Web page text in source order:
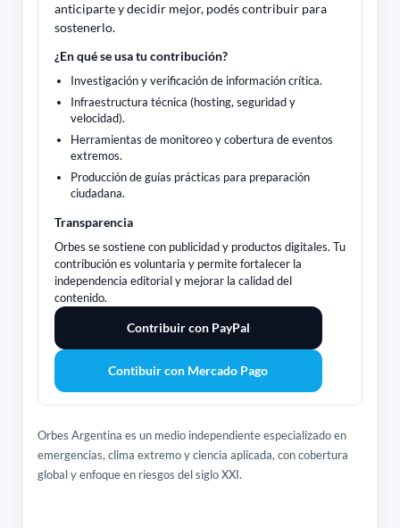
anticiparte y decidir mejor, podés contribuir para
sostenerlo.
¿En qué se usa tu contribución?
Investigación y verificación de información crítica.
Infraestructura técnica (hosting, seguridad y
velocidad).
Herramientas de monitoreo y cobertura de eventos
extremos.
Producción de guías prácticas para preparación
ciudadana.
Transparencia
Orbes se sostiene con publicidad y productos digitales. Tu
contribución es voluntaria y permite fortalecer la
independencia editorial y mejorar la calidad del
contenido.
Contribuir con PayPal
Contibuir con Mercado Pago
Orbes Argentina es un medio independiente especializado en
emergencias, clima extremo y ciencia aplicada, con cobertura
global y enfoque en riesgos del siglo XXI.